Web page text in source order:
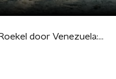
Op reis met Eva van Roekel door Venezuela: 'Ik wil de relatie tussen mens en natuur zien'